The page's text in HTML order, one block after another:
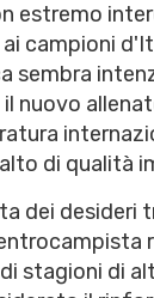
estremo
campioni
sembra
nuovo
di qualità
dei desideri
stagioni di